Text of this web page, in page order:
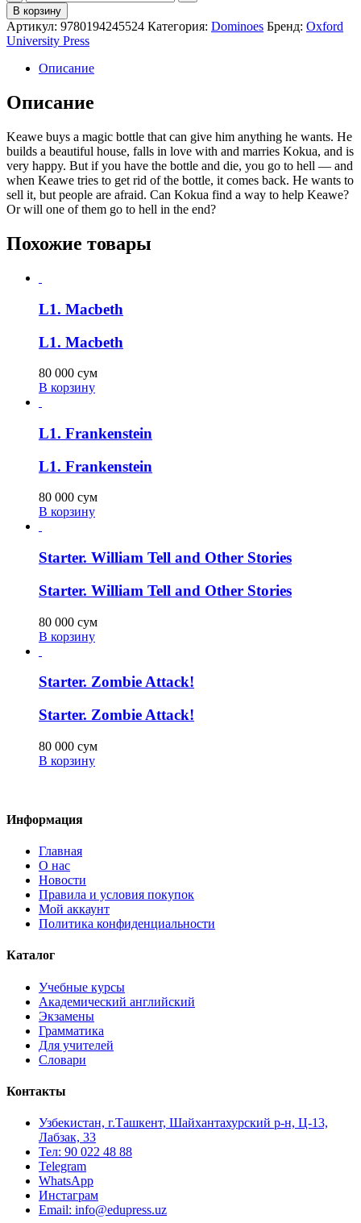
В корзину
Артикул: 9780194245524 Категория: Dominoes Бренд: Oxford
University Press
Описание
Описание
Keawe buys a magic bottle that can give him anything he wants. He
builds a beautiful house, falls in love with and marries Kokua, and is
very happy. But if you have the bottle and die, you go to hell — and
when Keawe tries to get rid of the bottle, it comes back. He wants to
sell it, but people are afraid. Can Kokua find a way to help Keawe?
Or will one of them go to hell in the end?
Похожие товары
L1. Macbeth
L1. Macbeth
80 000 сум
В корзину
L1. Frankenstein
L1. Frankenstein
80 000 сум
В корзину
Starter. William Tell and Other Stories
Starter. William Tell and Other Stories
80 000 сум
В корзину
Starter. Zombie Attack!
Starter. Zombie Attack!
80 000 сум
В корзину
Информация
Главная
О нас
Новости
Правила и условия покупок
Мой аккаунт
Политика конфиденциальности
Каталог
Учебные курсы
Академический английский
Экзамены
Грамматика
Для учителей
Словари
Контакты
Узбекистан, г.Ташкент, Шайхантахурский р-н, Ц-13,
Лабзак, 33
Тел: 90 022 48 88
Telegram
WhatsApp
Инстаграм
Email: info@edupress.uz